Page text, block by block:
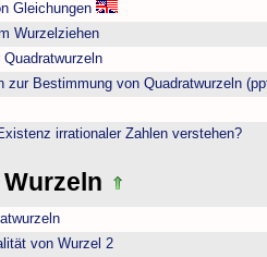
Gleichungen
Wurzelziehen
Quadratwurzeln
zur Bestimmung von Quadratwurzeln
irrationaler Zahlen verstehen?
von Wurzel 2